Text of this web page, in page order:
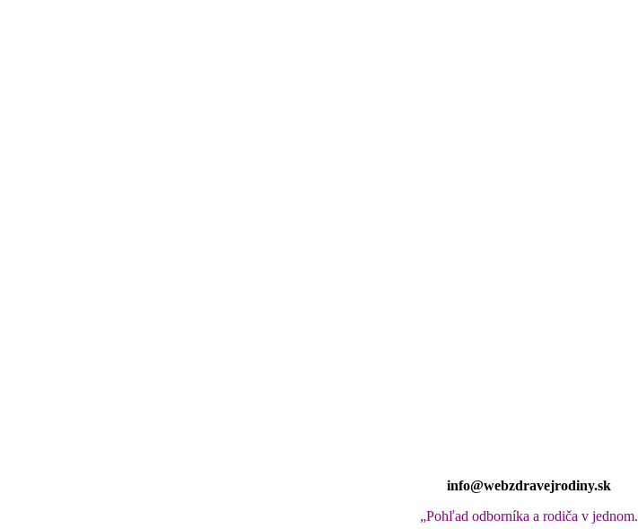
info@webzdravejrodiny.sk
„Pohľad odborníka a rodiča v jednom.